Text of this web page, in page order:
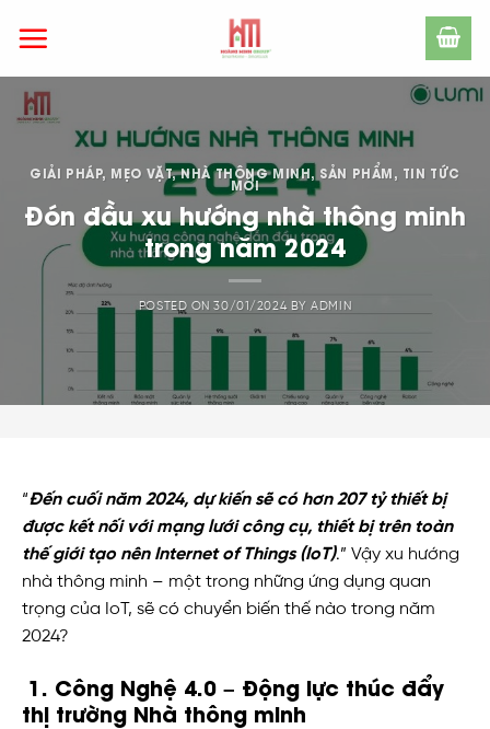
GIẢI PHÁP, MẸO VẶT,NHÀ THÔNG MINH, SẢN PHẨM, TIN TỨC
MỚI
Đón đầu xu hướng nhà thông minh
trong năm 2024
POSTED ON30/01/2024BYADMIN
“Đến cuối năm 2024, dự kiến ​​sẽ có hơn 207 tỷ thiết bị
được kết nối với mạng lưới công cụ, thiết bị trên toàn
thế giới tạo nên Internet of Things (IoT).” Vậy xu hướng
nhà thông minh – một trong những ứng dụng quan
trọng của IoT, sẽ có chuyển biến thế nào trong năm
2024?
1. Công Nghệ 4.0 – Động lực thúc đẩy
thị trường Nhà thông minh